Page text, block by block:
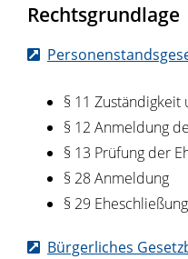
Rechtsgrundlage
§ 11 Zuständigkeit
§ 12 Anmeldung
§ 13 Prüfung der
§ 28 Anmeldung
§ 29 Eheschließung
Bürgerliches